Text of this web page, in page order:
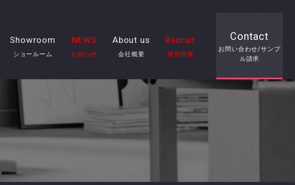
Contact
お問い合わせ/サンプ
ル請求
Showroom
ショールーム
NEWS
お知らせ
About us
会社概要
Recruit
採用情報